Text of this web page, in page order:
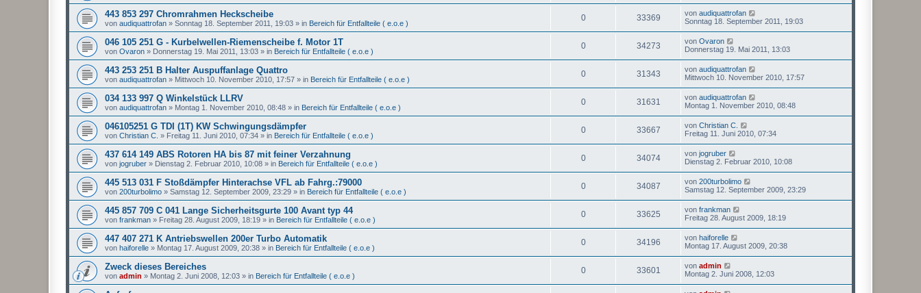
443 853 297 Chromrahmen Heckscheibe
von audiquattrofan » Sonntag 18. September 2011, 19:03 » in Bereich für Entfallteile ( e.o.e )
0 33369 von audiquattrofan
Sonntag 18. September 2011, 19:03
046 105 251 G - Kurbelwellen-Riemenscheibe f. Motor 1T
von Ovaron » Donnerstag 19. Mai 2011, 13:03 » in Bereich für Entfallteile ( e.o.e )
0 34273 von Ovaron
Donnerstag 19. Mai 2011, 13:03
443 253 251 B Halter Auspuffanlage Quattro
von audiquattrofan » Mittwoch 10. November 2010, 17:57 » in Bereich für Entfallteile ( e.o.e )
0 31343 von audiquattrofan
Mittwoch 10. November 2010, 17:57
034 133 997 Q Winkelstück LLRV
von audiquattrofan » Montag 1. November 2010, 08:48 » in Bereich für Entfallteile ( e.o.e )
0 31631 von audiquattrofan
Montag 1. November 2010, 08:48
046105251 G TDI (1T) KW Schwingungsdämpfer
von Christian C. » Freitag 11. Juni 2010, 07:34 » in Bereich für Entfallteile ( e.o.e )
0 33667 von Christian C.
Freitag 11. Juni 2010, 07:34
437 614 149 ABS Rotoren HA bis 87 mit feiner Verzahnung
von jogruber » Dienstag 2. Februar 2010, 10:08 » in Bereich für Entfallteile ( e.o.e )
0 34074 von jogruber
Dienstag 2. Februar 2010, 10:08
445 513 031 F Stoßdämpfer Hinterachse VFL ab Fahrg.:79000
von 200turbolimo » Samstag 12. September 2009, 23:29 » in Bereich für Entfallteile ( e.o.e )
0 34087 von 200turbolimo
Samstag 12. September 2009, 23:29
445 857 709 C 041 Lange Sicherheitsgurte 100 Avant typ 44
von frankman » Freitag 28. August 2009, 18:19 » in Bereich für Entfallteile ( e.o.e )
0 33625 von frankman
Freitag 28. August 2009, 18:19
447 407 271 K Antriebswellen 200er Turbo Automatik
von haiforelle » Montag 17. August 2009, 20:38 » in Bereich für Entfallteile ( e.o.e )
0 34196 von haiforelle
Montag 17. August 2009, 20:38
Zweck dieses Bereiches
von admin » Montag 2. Juni 2008, 12:03 » in Bereich für Entfallteile ( e.o.e )
0 33601 von admin
Montag 2. Juni 2008, 12:03